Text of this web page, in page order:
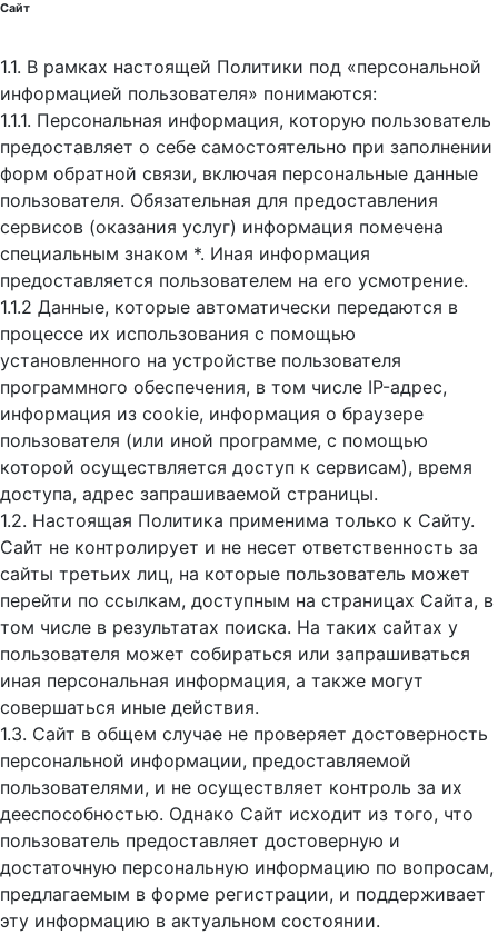
Сайт
1.1. В рамках настоящей Политики под «персональной
информацией пользователя» понимаются:
1.1.1. Персональная информация, которую пользователь
предоставляет о себе самостоятельно при заполнении
форм обратной связи, включая персональные данные
пользователя. Обязательная для предоставления
сервисов (оказания услуг) информация помечена
специальным знаком *. Иная информация
предоставляется пользователем на его усмотрение.
1.1.2 Данные, которые автоматически передаются в
процессе их использования с помощью
установленного на устройстве пользователя
программного обеспечения, в том числе IP-адрес,
информация из cookie, информация о браузере
пользователя (или иной программе, с помощью
которой осуществляется доступ к cервисам), время
доступа, адрес запрашиваемой страницы.
1.2. Настоящая Политика применима только к Сайту.
Сайт не контролирует и не несет ответственность за
сайты третьих лиц, на которые пользователь может
перейти по ссылкам, доступным на страницах Сайта, в
том числе в результатах поиска. На таких сайтах у
пользователя может собираться или запрашиваться
иная персональная информация, а также могут
совершаться иные действия.
1.3. Сайт в общем случае не проверяет достоверность
персональной информации, предоставляемой
пользователями, и не осуществляет контроль за их
дееспособностью. Однако Сайт исходит из того, что
пользователь предоставляет достоверную и
достаточную персональную информацию по вопросам,
предлагаемым в форме регистрации, и поддерживает
эту информацию в актуальном состоянии.